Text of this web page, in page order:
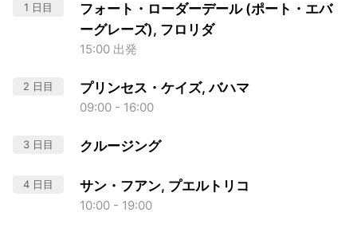
1 日目
フォート・ローダーデール (ポート・エバ
ーグレーズ), フロリダ
15:00 出発
2 日目 プリンセス・ケイズ, バハマ
09:00 - 16:00
3 日目 クルージング
4 日目 サン・フアン, プエルトリコ
10:00 - 19:00